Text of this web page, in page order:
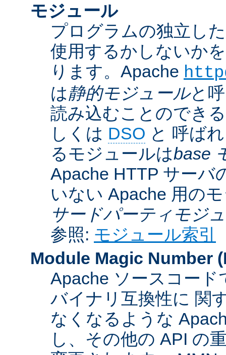
モジュール
プログラムの独立し
使用するかしないか
ります。Apache
は静的モジュールと
読み込むことのでき
しくは DSO と 呼ば
るモジュールはbase
Apache HTTP サーバ
いない Apache 用の
サードパーティモジ
参照: モジュール索引
Module Magic Number (
Apache ソースコー
バイナリ互換性に 関
なくなるような
し、その他の API の